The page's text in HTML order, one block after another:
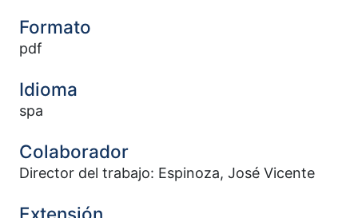
Formato
pdf
Idioma
spa
Colaborador
Director del trabajo: Espinoza, José Vicente